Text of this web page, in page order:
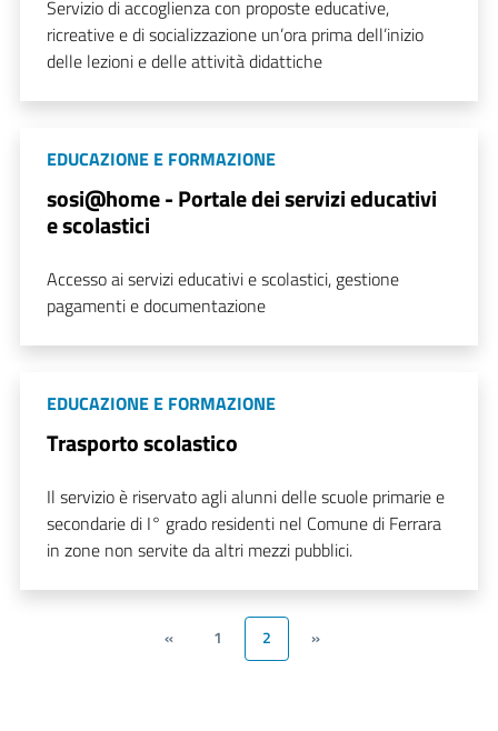
Servizio di accoglienza con proposte educative,
ricreative e di socializzazione un’ora prima dell’inizio
delle lezioni e delle attività didattiche
EDUCAZIONE E FORMAZIONE
sosi@home - Portale dei servizi educativi
e scolastici
Accesso ai servizi educativi e scolastici, gestione
pagamenti e documentazione
EDUCAZIONE E FORMAZIONE
Trasporto scolastico
Il servizio è riservato agli alunni delle scuole primarie e
secondarie di I° grado residenti nel Comune di Ferrara
in zone non servite da altri mezzi pubblici.
« 1 2 »